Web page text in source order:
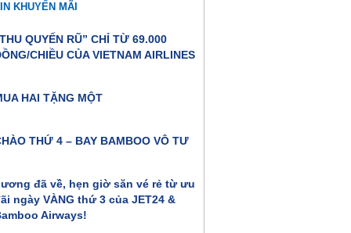
KHUYẾN MÃI
QUYẾN RŨ” CHỈ TỪ 69.000
CHIỀU CỦA VIETNAM AIRLINES
HAI TẶNG MỘT
THỨ 4 – BAY BAMBOO VÔ TƯ
đã về, hẹn giờ săn vé rẻ từ ưu
ngày VÀNG thứ 3 của JET24 &
Airways!